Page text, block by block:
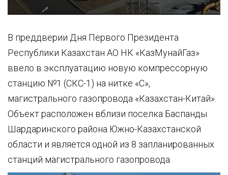
В преддверии Дня Первого Президента
Республики Казахстан АО НК «КазМунайГаз»
ввело в эксплуатацию новую компрессорную
станцию №1 (СКС-1) на нитке «С»,
магистрального газопровода «Казахстан-Китай».
Объект расположен вблизи поселка Баспанды
Шардаринского района Южно-Казахстанской
области и является одной из 8 запланированных
станций магистрального газопровода.